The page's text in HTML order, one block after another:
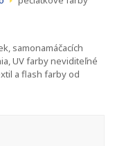
samonamáčacích
UV farby neviditeľné
a flash farby od